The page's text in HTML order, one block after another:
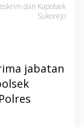
dan Kapolsek
Sukorejo
jabatan